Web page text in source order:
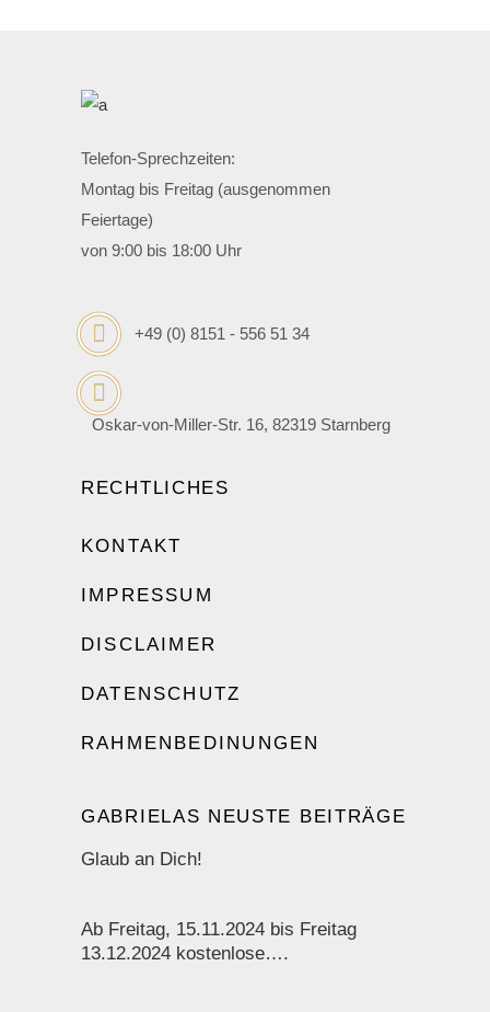
Telefon-Sprechzeiten:
Montag bis Freitag (ausgenommen
Feiertage)
von 9:00 bis 18:00 Uhr
+49 (0) 8151 - 556 51 34
Oskar-von-Miller-Str. 16, 82319 Starnberg
RECHTLICHES
KONTAKT
IMPRESSUM
DISCLAIMER
DATENSCHUTZ
RAHMENBEDINUNGEN
GABRIELAS NEUSTE BEITRÄGE
Glaub an Dich!
Ab Freitag, 15.11.2024 bis Freitag
13.12.2024 kostenlose….